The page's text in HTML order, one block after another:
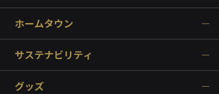
ホームタウン
サステナビリティ
グッズ